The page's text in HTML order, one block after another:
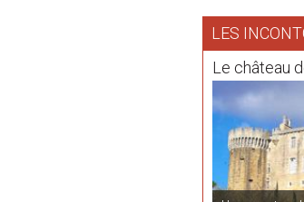
LES
Le château